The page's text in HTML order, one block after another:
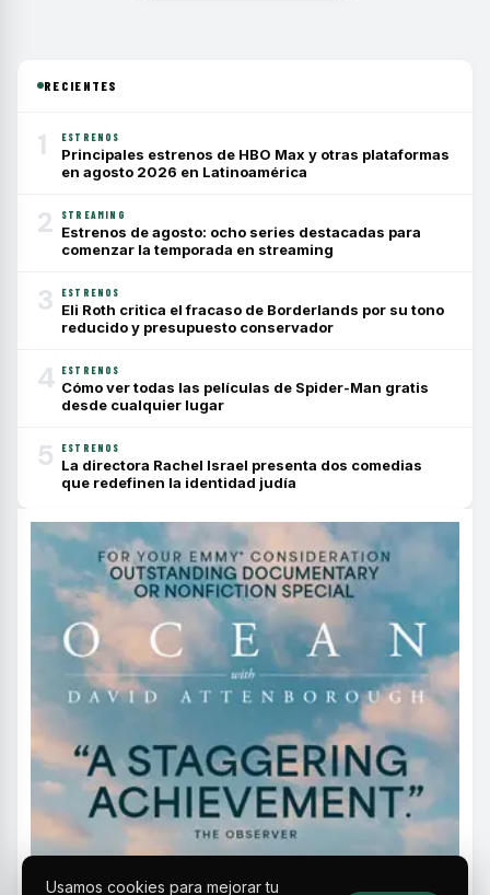
RECIENTES
1 ESTRENOS
Principales estrenos de HBO Max y otras plataformas
en agosto 2026 en Latinoamérica
2 STREAMING
Estrenos de agosto: ocho series destacadas para
comenzar la temporada en streaming
3 ESTRENOS
Eli Roth critica el fracaso de Borderlands por su tono
reducido y presupuesto conservador
4 ESTRENOS
Cómo ver todas las películas de Spider-Man gratis
desde cualquier lugar
5 ESTRENOS
La directora Rachel Israel presenta dos comedias
que redefinen la identidad judía
Usamos cookies para mejorar tu